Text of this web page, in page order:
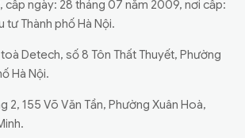
cấp ngày: 28 tháng 07 năm 2009, nơi cấp:
tư Thành phố Hà Nội.
toà Detech, số 8 Tôn Thất Thuyết, Phường
Hà Nội.
2, 155 Võ Văn Tần, Phường Xuân Hoà,